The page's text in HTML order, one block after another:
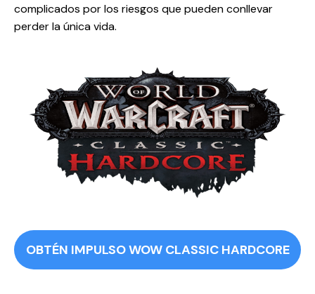
complicados por los riesgos que pueden conllevar
perder la única vida.
OBTÉN IMPULSO WOW CLASSIC HARDCORE